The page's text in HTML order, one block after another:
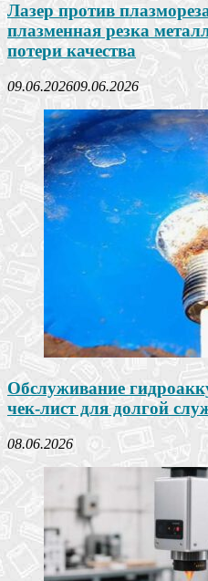
Лазер против
плазменная резка
потери качества
09.06.202609.06.2026
Обслуживание
чек-лист для долгой
08.06.2026